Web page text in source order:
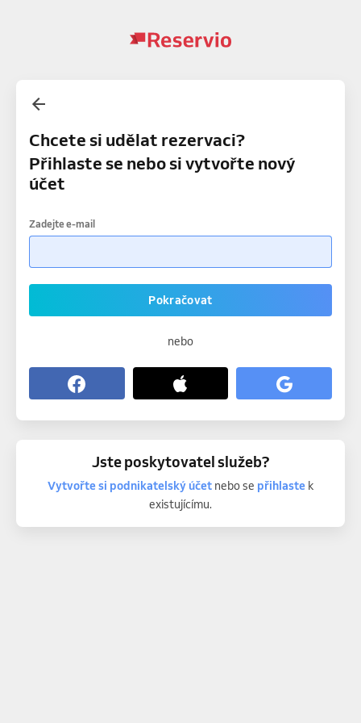
Chcete si udělat rezervaci?
Přihlaste se nebo si vytvořte nový
účet
Zadejte e-mail
Pokračovat
nebo
Jste poskytovatel služeb?
Vytvořte si podnikatelský účetnebo se přihlastek
existujícímu.